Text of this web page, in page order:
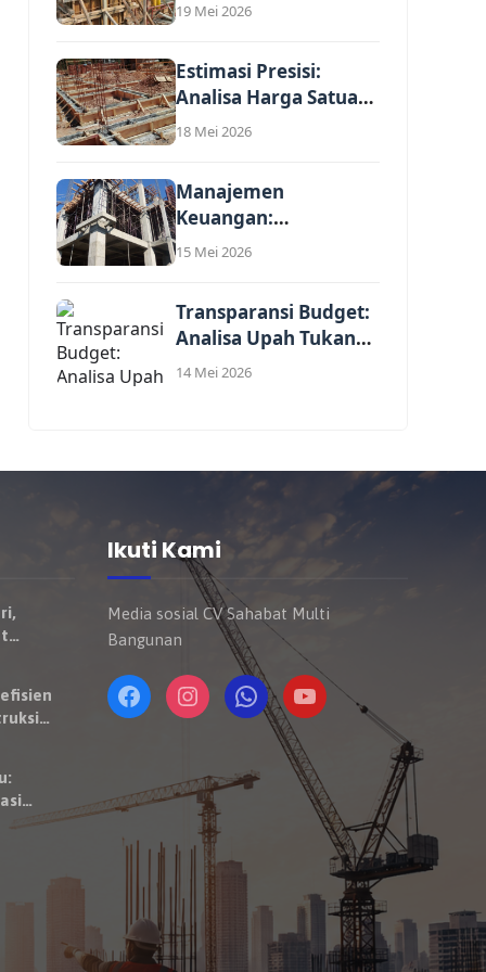
19 Mei 2026
Estimasi Presisi:
Analisa Harga Satuan
Pekerjaan Renovasi
18 Mei 2026
Manajemen
Keuangan:
Perhitungan Profit
15 Mei 2026
Transparansi Budget:
Analisa Upah Tukang
Per Meter Persegi...
14 Mei 2026
Ikuti Kami
Media sosial CV Sahabat Multi
Bangunan